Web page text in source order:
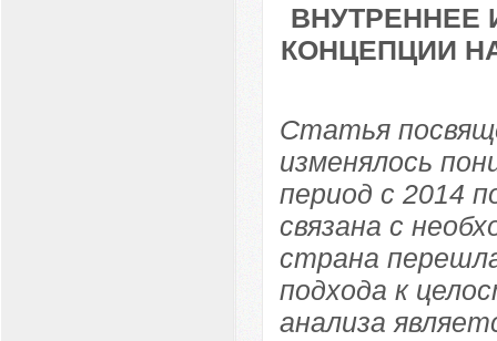
ВНУТРЕННЕЕ
КОНЦЕПЦИИ
Статья
изменялось
период с 2014
связана с
страна
подхода к
анализа